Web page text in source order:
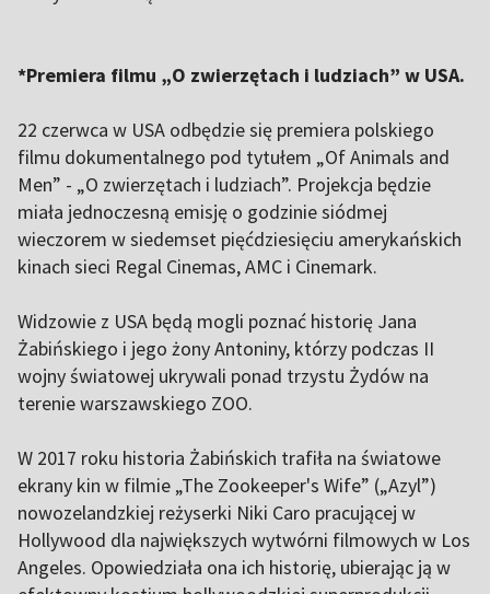
*Premiera filmu „O zwierzętach i ludziach” w USA.
22 czerwca w USA odbędzie się premiera polskiego
filmu dokumentalnego pod tytułem „Of Animals and
Men” - „O zwierzętach i ludziach”. Projekcja będzie
miała jednoczesną emisję o godzinie siódmej
wieczorem w siedemset pięćdziesięciu amerykańskich
kinach sieci Regal Cinemas, AMC i Cinemark.
Widzowie z USA będą mogli poznać historię Jana
Żabińskiego i jego żony Antoniny, którzy podczas II
wojny światowej ukrywali ponad trzystu Żydów na
terenie warszawskiego ZOO.
W 2017 roku historia Żabińskich trafiła na światowe
ekrany kin w filmie „The Zookeeper's Wife” („Azyl”)
nowozelandzkiej reżyserki Niki Caro pracującej w
Hollywood dla największych wytwórni filmowych w Los
Angeles. Opowiedziała ona ich historię, ubierając ją w